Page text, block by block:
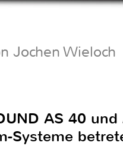
Jochen Wieloch
AS 40
Systeme